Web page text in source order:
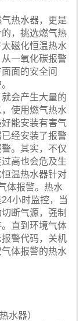
热水器，更是
，挑选燃气热
磁化恒温热水
一氧化碳报警
面的安全问
会产生大量的
使用燃气热水
能安装有害气
经安装了报警
。其实，不仅
高也会危及生
温热水器针对
体报警。热水
小时监控，当
断气源，强制
直到环境气体
警代码，关机
体报警的热水
水器）